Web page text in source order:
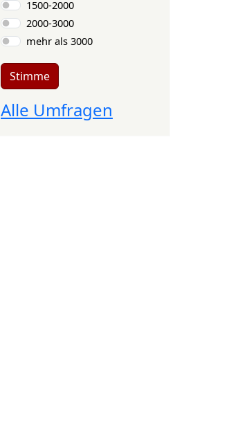
1500-2000
2000-3000
mehr als 3000
Stimme
Alle Umfragen